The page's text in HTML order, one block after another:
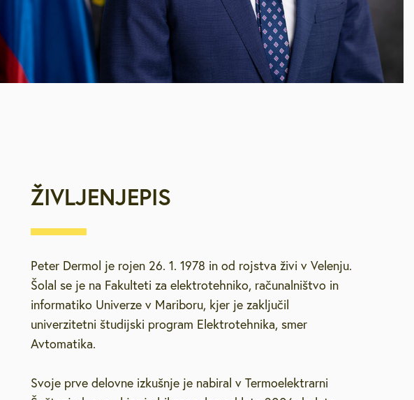
ŽIVLJENJEPIS
Peter Dermol je rojen 26. 1. 1978 in od rojstva živi v Velenju.
Šolal se je na Fakulteti za elektrotehniko, računalništvo in
informatiko Univerze v Mariboru, kjer je zaključil
univerzitetni študijski program Elektrotehnika, smer
Avtomatika.
Svoje prve delovne izkušnje je nabiral v Termoelektrarni